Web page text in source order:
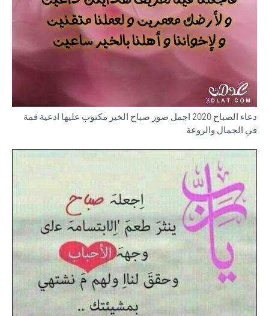
دعاء الصباح 2020 اجمل صور صباح الخير مكتوب عليها ادعية قمة
في الجمال والروعة